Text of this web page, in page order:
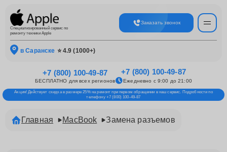
Специализированный сервис по
ремонту техники Apple
Заказать звонок
в Саранске ⭐ 4.9 (1000+)
+7 (800) 100-49-87
БЕСПЛАТНО для всех регионов
+7 (800) 100-49-87
Ежедневно с 9:00 до 21:00
Акция! Действует скидка в размере 25% на ремонт при первом обращении в наш сервис. Подробности по
телефону +7 (800) 100-49-87
Главная MacBook Замена разъемов